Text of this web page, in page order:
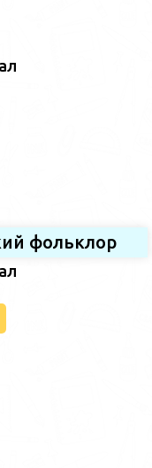
фольклор